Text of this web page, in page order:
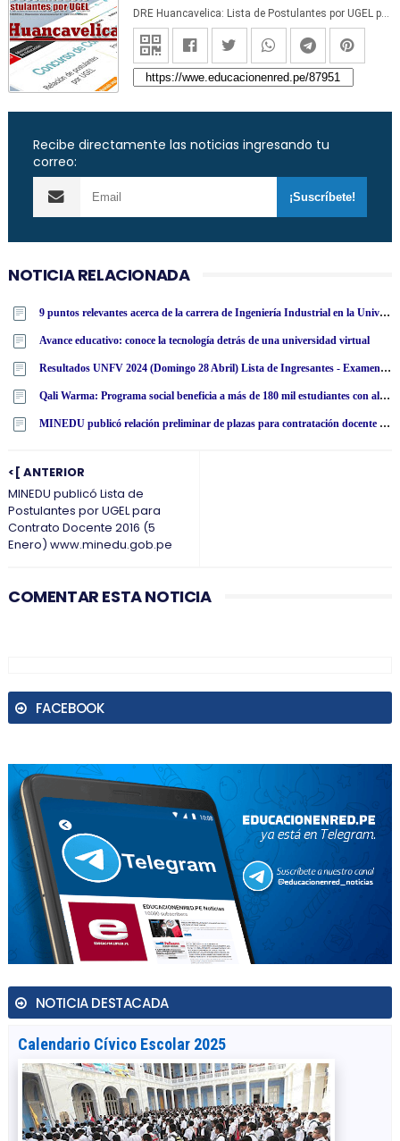
DRE Huancavelica: Lista de Postulantes por UGEL para Plazas Vacantes - Contrato Docente 2016 - www.drehuancavelica.gob.pe
Recibe directamente las noticias ingresando tu
correo:
NOTICIA RELACIONADA
9 puntos relevantes acerca de la carrera de Ingeniería Industrial en la Universidad Tecnológica Latinoamericana en línea
Avance educativo: conoce la tecnología detrás de una universidad virtual
Resultados UNFV 2024 (Domingo 28 Abril) Lista de Ingresantes - Examen Admisión Ordinario y Extraordinario - Universidad Nacional Federico Villarreal - www·unfv·edu·pe
Qali Warma: Programa social beneficia a más de 180 mil estudiantes con alimentos nutritivos en San Martín
MINEDU publicó relación preliminar de plazas para contratación docente 2024 por región [ACTUALIZADO]
<[ ANTERIOR
MINEDU publicó Lista de
Postulantes por UGEL para
Contrato Docente 2016 (5
Enero) www.minedu.gob.pe
COMENTAR ESTA NOTICIA
FACEBOOK
NOTICIA DESTACADA
Calendario Cívico Escolar 2025